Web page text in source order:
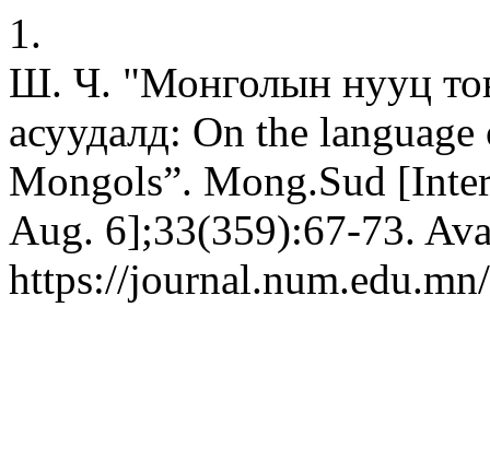
1.
Ш. Ч. "Монголын нууц
асуудалд: On the
Mongols”. Mong.Sud
Aug. 6];33(359):67-73.
https://